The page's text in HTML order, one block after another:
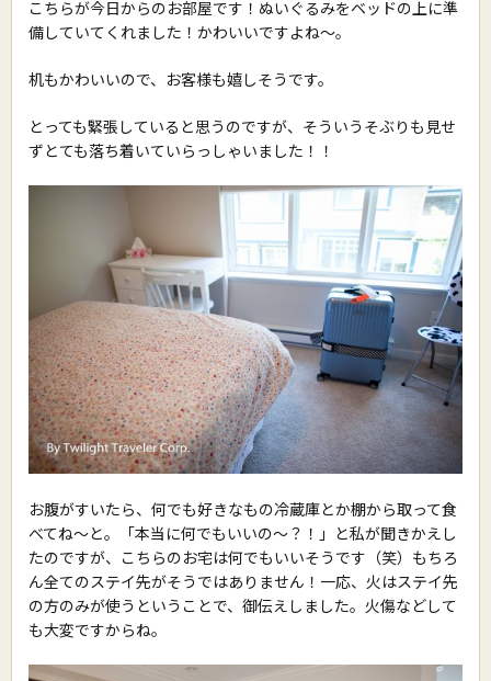
こちらが今日からのお部屋です！ぬいぐるみをベッドの上に準
備していてくれました！かわいいですよね〜。
机もかわいいので、お客様も嬉しそうです。
とっても緊張していると思うのですが、そういうそぶりも見せ
ずとても落ち着いていらっしゃいました！！
お腹がすいたら、何でも好きなもの冷蔵庫とか棚から取って食
べてね〜と。「本当に何でもいいの〜？！」と私が聞きかえし
たのですが、こちらのお宅は何でもいいそうです（笑）もちろ
ん全てのステイ先がそうではありません！一応、火はステイ先
の方のみが使うということで、御伝えしました。火傷などして
も大変ですからね。